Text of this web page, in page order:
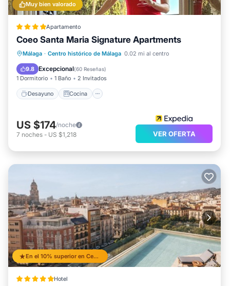
Muy bien valorado
Apartamento
Coeo Santa Maria Signature Apartments
Málaga · Centro histórico de Málaga 0.02 mi al centro
9.8 Excepcional(60 Reseñas)
1 Dormitorio 1 Baño 2 Invitados
Desayuno Cocina
Desayuno
Cocina
Aire acondicionado
US $174/noche
7 noches - US $1,218 VER OFERTA
En el 10% superior en Centro
Hotel